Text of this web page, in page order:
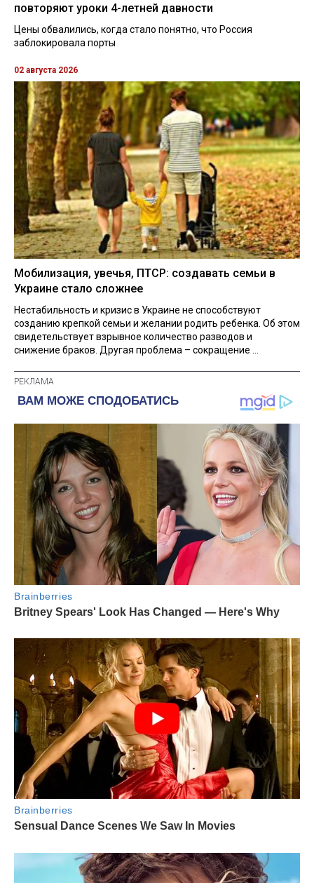
повторяют уроки 4-летней давности
Цены обвалились, когда стало понятно, что Россия
заблокировала порты
02 августа 2026
Мобилизация, увечья, ПТСР: создавать семьи в
Украине стало сложнее
Нестабильность и кризис в Украине не способствуют
созданию крепкой семьи и желании родить ребенка. Об этом
свидетельствует взрывное количество разводов и
снижение браков. Другая проблема – сокращение ...